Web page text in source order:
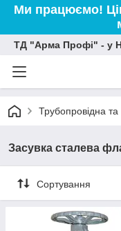
Ми працюємо!
ТД "Арма Профі" - у
Трубопровідна
Засувка сталева
Сортування